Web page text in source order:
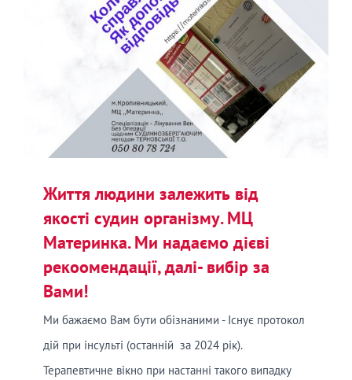
Життя людини залежить від
якості судин організму. МЦ
Материнка. Ми надаємо дієві
рекоомендації, далі- вибір за
Вами!
Ми бажаємо Вам бути обізнаними - Існує протокол
дій при інсульті (останній за 2024 рік).
Терапевтичне вікно при настанні такого випадку